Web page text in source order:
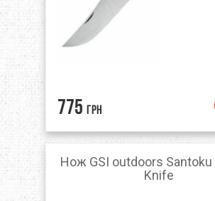
775 грн
Нож GSI outdoors Santoku
Knife